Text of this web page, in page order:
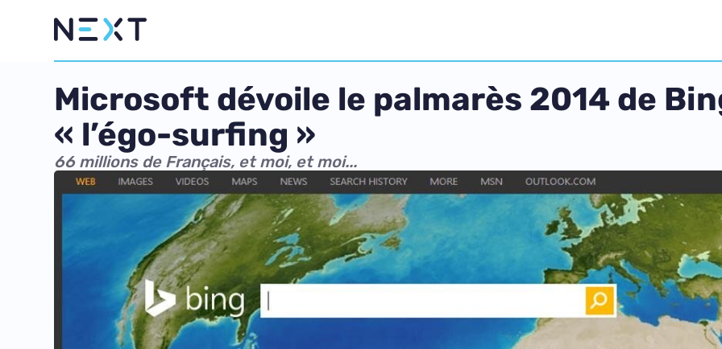
Microsoft dévoile le palmarès 2014 de
« l’égo-surfing »
66 millions de Français, et moi, et moi...